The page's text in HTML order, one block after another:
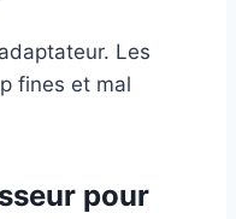
Les
fines et mal
pour